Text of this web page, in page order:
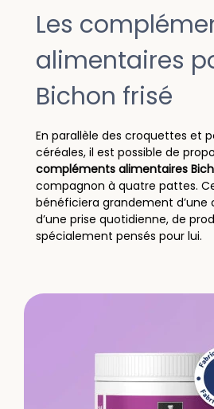
Les
alimentaires
Bichon frisé
En parallèle des croquettes et
céréales, il est possible de
compléments alimentaires
compagnon à quatre pattes.
bénéficiera grandement d’une
d’une prise quotidienne, de
spécialement pensés pour lui.